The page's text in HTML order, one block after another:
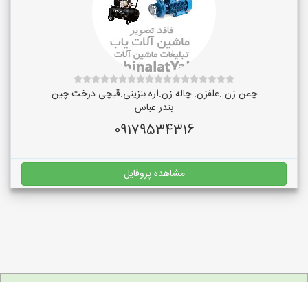
چمن زن .علفزن. چاله زن.اره بنزینی.قیچی درخت چین
بندر عباس
09179534316
مشاهده پروفایل